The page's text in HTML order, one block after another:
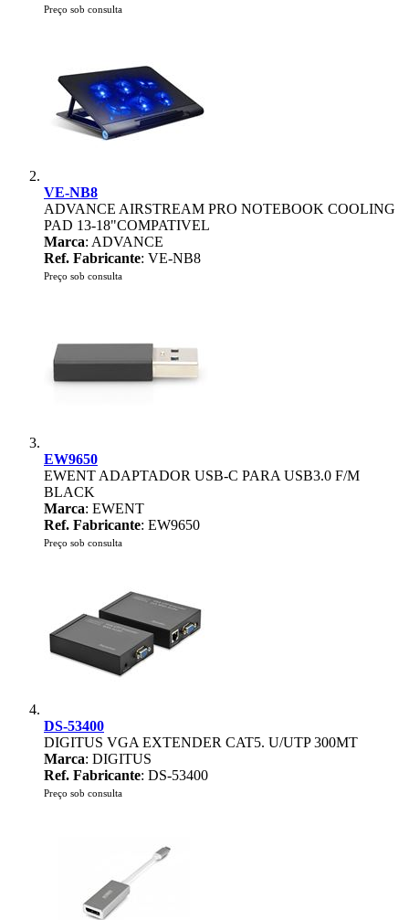
Preço sob consulta
VE-NB8
ADVANCE AIRSTREAM PRO NOTEBOOK COOLING
PAD 13-18"COMPATIVEL
Marca: ADVANCE
Ref. Fabricante: VE-NB8
Preço sob consulta
EW9650
EWENT ADAPTADOR USB-C PARA USB3.0 F/M
BLACK
Marca: EWENT
Ref. Fabricante: EW9650
Preço sob consulta
DS-53400
DIGITUS VGA EXTENDER CAT5. U/UTP 300MT
Marca: DIGITUS
Ref. Fabricante: DS-53400
Preço sob consulta